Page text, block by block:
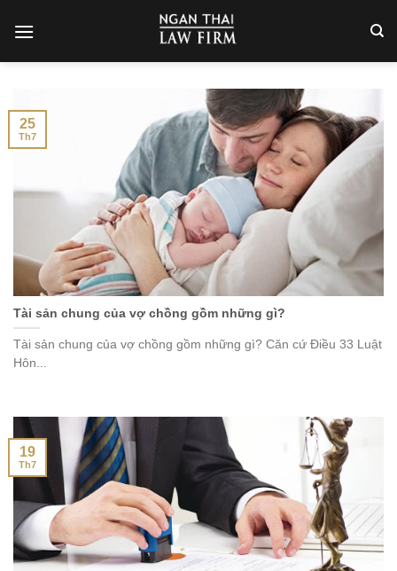
Tài sản chung của vợ chồng gồm những gì?
Tài sản chung của vợ chồng gồm những gì? Căn cứ Điều 33 Luật
Hôn...
25
Th7
19
Th7